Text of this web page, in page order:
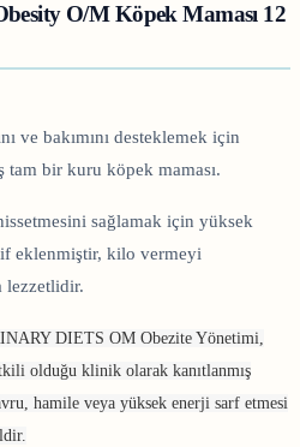
O/M Köpek Maması 12
ve bakımını desteklemek için
bir kuru köpek maması.
sağlamak için yüksek
eklenmiştir, kilo vermeyi
lezzetlidir.
DIETS OM Obezite Yönetimi,
olduğu klinik olarak kanıtlanmış
hamile veya yüksek enerji sarf etmesi